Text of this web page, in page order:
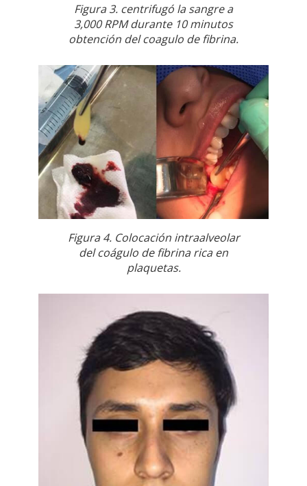
Figura 3. centrifugó la sangre a
3,000 RPM durante 10 minutos
obtención del coagulo de fibrina.
Figura 4. Colocación intraalveolar
del coágulo de fibrina rica en
plaquetas.